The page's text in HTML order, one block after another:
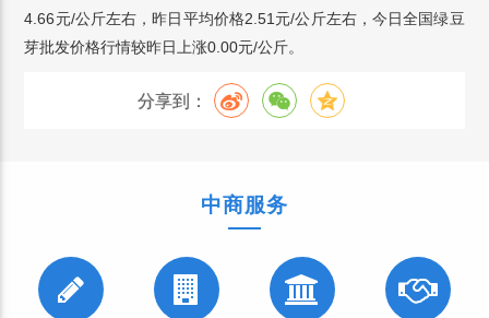
4.66元/公斤左右，昨日平均价格2.51元/公斤左右，今日全国绿豆
芽批发价格行情较昨日上涨0.00元/公斤。
分享到：
中商服务